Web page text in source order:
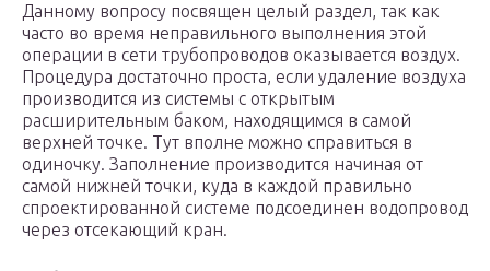
Данному вопросу посвящен целый раздел, так как
часто во время неправильного выполнения этой
операции в сети трубопроводов оказывается воздух.
Процедура достаточно проста, если удаление воздуха
производится из системы с открытым
расширительным баком, находящимся в самой
верхней точке. Тут вполне можно справиться в
одиночку. Заполнение производится начиная от
самой нижней точки, куда в каждой правильно
спроектированной системе подсоединен водопровод
через отсекающий кран.